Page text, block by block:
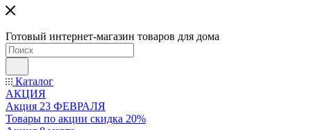
Готовый интернет-магазин товаров для дома
Каталог
АКЦИЯ
Акция 23 ФЕВРАЛЯ
Товары по акции скидка 20%